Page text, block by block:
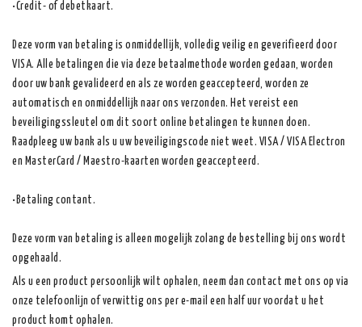
•Credit- of debetkaart.
Deze vorm van betaling is onmiddellijk, volledig veilig en geverifieerd door
VISA. Alle betalingen die via deze betaalmethode worden gedaan, worden
door uw bank gevalideerd en als ze worden geaccepteerd, worden ze
automatisch en onmiddellijk naar ons verzonden. Het vereist een
beveiligingssleutel om dit soort online betalingen te kunnen doen.
Raadpleeg uw bank als u uw beveiligingscode niet weet. VISA / VISA Electron
en MasterCard / Maestro-kaarten worden geaccepteerd.
•Betaling contant.
Deze vorm van betaling is alleen mogelijk zolang de bestelling bij ons wordt
opgehaald.
Als u een product persoonlijk wilt ophalen, neem dan contact met ons op via
onze telefoonlijn of verwittig ons per e-mail een half uur voordat u het
product komt ophalen.